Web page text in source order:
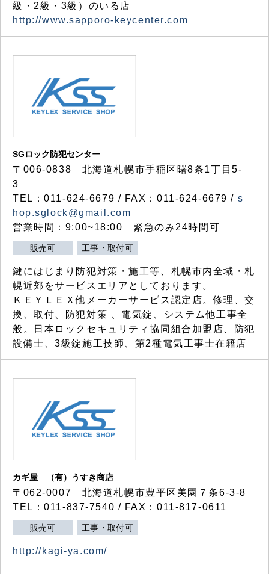
級・2級・3級）のいる店
http://www.sapporo-keycenter.com
SGロック防犯センター
〒006-0838 北海道札幌市手稲区曙8条1丁目5-
3
TEL：011-624-6679 / FAX：011-624-6679 / s
hop.sglock@gmail.com
営業時間：9:00~18:00 緊急のみ24時間可
販売可 工事・取付可
鍵にはじまり防犯対策・施工等、札幌市内全域・札
幌近郊をサービスエリアとしております。
ＫＥＹＬＥＸ他メーカーサービス認定店。修理、交
換、取付、防犯対策 、電気錠、システム他工事全
般。日本ロックセキュリティ協同組合加盟店、防犯
設備士、3級錠施工技師、第2種電気工事士在籍店
カギ屋 （有）うすき商店
〒062-0007 北海道札幌市豊平区美園７条6-3-8
TEL：011-837-7540 / FAX：011-817-0611
販売可 工事・取付可
http://kagi-ya.com/